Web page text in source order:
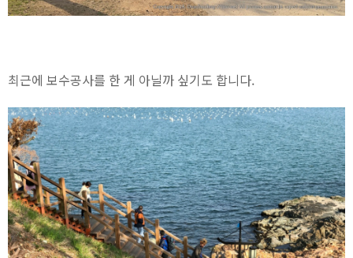
최근에 보수공사를 한 게 아닐까 싶기도 합니다.